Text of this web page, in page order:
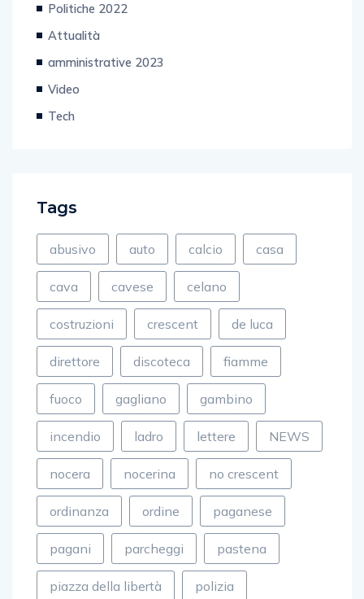
Politiche 2022
Attualità
amministrative 2023
Video
Tech
Tags
abusivo auto calcio casa
cava cavese celano
costruzioni crescent de luca
direttore discoteca fiamme
fuoco gagliano gambino
incendio ladro lettere NEWS
nocera nocerina no crescent
ordinanza ordine paganese
pagani parcheggi pastena
piazza della libertà polizia